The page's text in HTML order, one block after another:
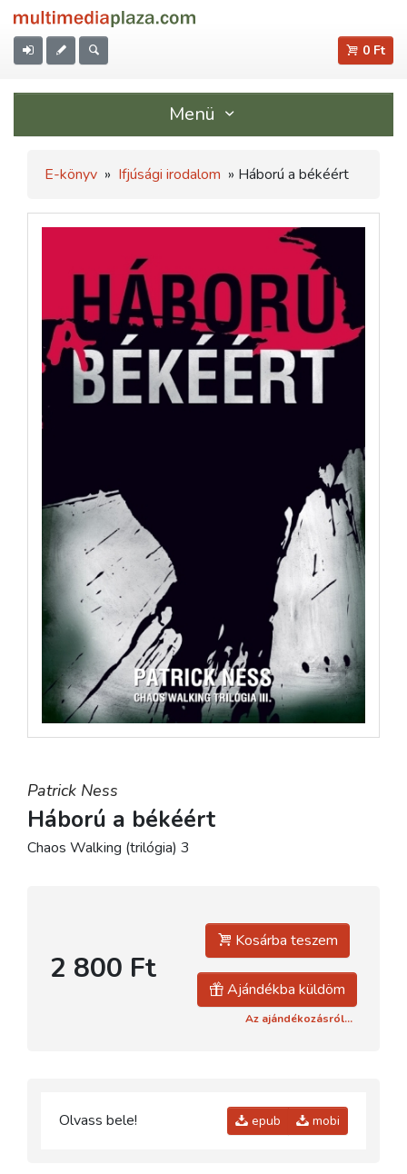
0 Ft
Menü
E-könyv » Ifjúsági irodalom » Háború a békéért
Patrick Ness
Háború a békéért
Chaos Walking (trilógia) 3
2 800 Ft
Kosárba teszem
Ajándékba küldöm
Az ajándékozásról...
Olvass bele! epub mobi